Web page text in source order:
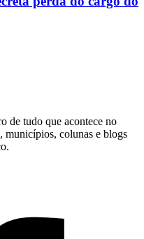
de tudo que acontece no
municípios, colunas e blogs